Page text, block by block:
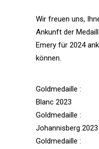
Wir freuen uns,
Ankunft der
Emery für 2024
können.
Goldmedaille
Blanc 2023
Goldmedaille
Johannisberg 2023
Goldmedaille